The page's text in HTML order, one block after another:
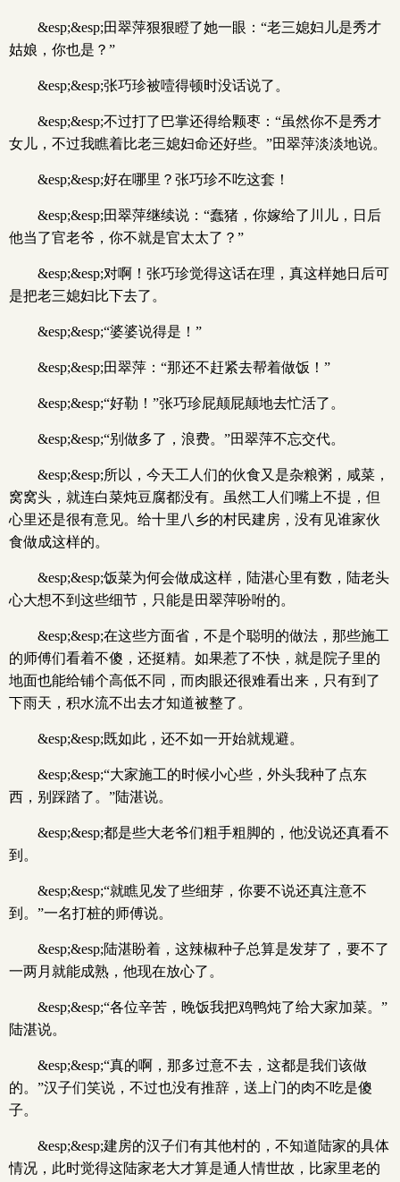
&esp;&esp;田翠萍狠狠瞪了她一眼：“老三媳妇儿是秀才
姑娘，你也是？”
&esp;&esp;张巧珍被噎得顿时没话说了。
&esp;&esp;不过打了巴掌还得给颗枣：“虽然你不是秀才
女儿，不过我瞧着比老三媳妇命还好些。”田翠萍淡淡地说。
&esp;&esp;好在哪里？张巧珍不吃这套！
&esp;&esp;田翠萍继续说：“蠢猪，你嫁给了川儿，日后
他当了官老爷，你不就是官太太了？”
&esp;&esp;对啊！张巧珍觉得这话在理，真这样她日后可
是把老三媳妇比下去了。
&esp;&esp;“婆婆说得是！”
&esp;&esp;田翠萍：“那还不赶紧去帮着做饭！”
&esp;&esp;“好勒！”张巧珍屁颠屁颠地去忙活了。
&esp;&esp;“别做多了，浪费。”田翠萍不忘交代。
&esp;&esp;所以，今天工人们的伙食又是杂粮粥，咸菜，
窝窝头，就连白菜炖豆腐都没有。虽然工人们嘴上不提，但
心里还是很有意见。给十里八乡的村民建房，没有见谁家伙
食做成这样的。
&esp;&esp;饭菜为何会做成这样，陆湛心里有数，陆老头
心大想不到这些细节，只能是田翠萍吩咐的。
&esp;&esp;在这些方面省，不是个聪明的做法，那些施工
的师傅们看着不傻，还挺精。如果惹了不快，就是院子里的
地面也能给铺个高低不同，而肉眼还很难看出来，只有到了
下雨天，积水流不出去才知道被整了。
&esp;&esp;既如此，还不如一开始就规避。
&esp;&esp;“大家施工的时候小心些，外头我种了点东
西，别踩踏了。”陆湛说。
&esp;&esp;都是些大老爷们粗手粗脚的，他没说还真看不
到。
&esp;&esp;“就瞧见发了些细芽，你要不说还真注意不
到。”一名打桩的师傅说。
&esp;&esp;陆湛盼着，这辣椒种子总算是发芽了，要不了
一两月就能成熟，他现在放心了。
&esp;&esp;“各位辛苦，晚饭我把鸡鸭炖了给大家加菜。”
陆湛说。
&esp;&esp;“真的啊，那多过意不去，这都是我们该做
的。”汉子们笑说，不过也没有推辞，送上门的肉不吃是傻
子。
&esp;&esp;建房的汉子们有其他村的，不知道陆家的具体
情况，此时觉得这陆家老大才算是通人情世故，比家里老的